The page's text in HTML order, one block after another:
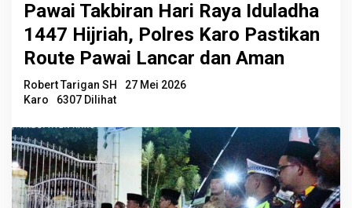
Pawai Takbiran Hari Raya Iduladha
1447 Hijriah, Polres Karo Pastikan
Route Pawai Lancar dan Aman
Robert Tarigan SH
27 Mei 2026
Karo
6307 Dilihat